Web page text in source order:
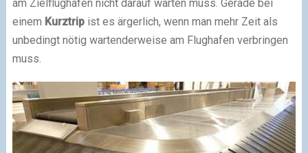
am Zielflughafen nicht darauf warten muss. Gerade bei
einem Kurztripist es ärgerlich, wenn man mehr Zeit als
unbedingt nötig wartenderweise am Flughafen verbringen
muss.